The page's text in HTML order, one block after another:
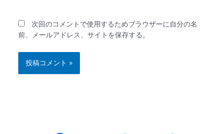
次回のコメントで使用するためブラウザーに自分の名
前、メールアドレス、サイトを保存する。